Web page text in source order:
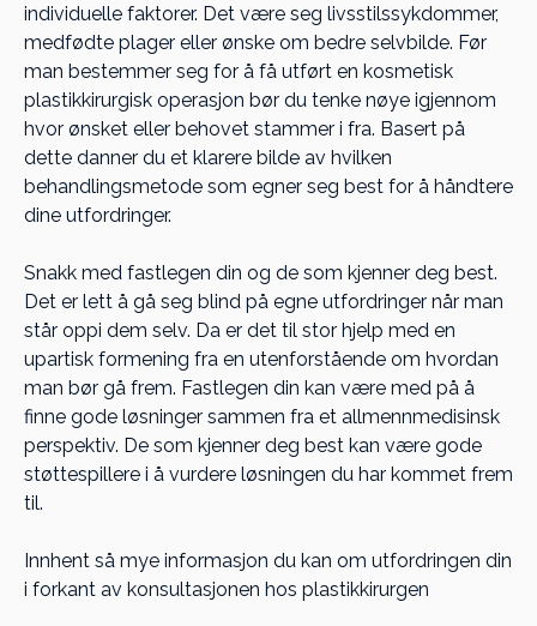
individuelle faktorer. Det være seg livsstilssykdommer,
medfødte plager eller ønske om bedre selvbilde. Før
man bestemmer seg for å få utført en kosmetisk
plastikkirurgisk operasjon bør du tenke nøye igjennom
hvor ønsket eller behovet stammer i fra. Basert på
dette danner du et klarere bilde av hvilken
behandlingsmetode som egner seg best for å håndtere
dine utfordringer.
Snakk med fastlegen din og de som kjenner deg best.
Det er lett å gå seg blind på egne utfordringer når man
står oppi dem selv. Da er det til stor hjelp med en
upartisk formening fra en utenforstående om hvordan
man bør gå frem. Fastlegen din kan være med på å
finne gode løsninger sammen fra et allmennmedisinsk
perspektiv. De som kjenner deg best kan være gode
støttespillere i å vurdere løsningen du har kommet frem
til.
Innhent så mye informasjon du kan om utfordringen din
i forkant av konsultasjonen hos plastikkirurgen